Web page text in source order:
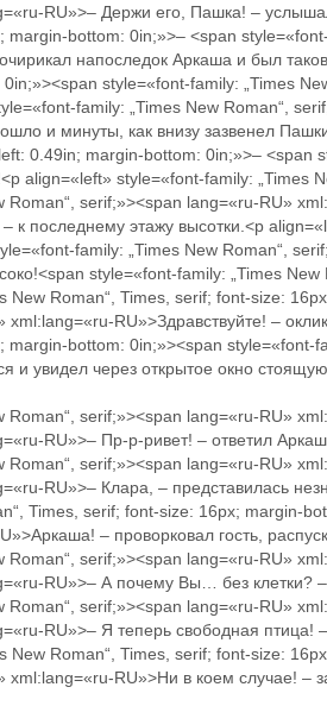
RU»>– Держи его, Пашка! –
margin-bottom: 0in;»>– <span
напоследок Аркаша и был
style=«font-family: „Times
family: „Times New Roman“,
и минуты, как внизу зазвенел
0.49in; margin-bottom: 0in;»>– <span
align=«left» style=«font-family: „Times
Roman“, serif;»><span lang=«ru-RU»
к последнему этажу высотки.<p
family: „Times New Roman“,
style=«font-family: „Times
New Roman“, Times, serif; font-size:
RU»>Здравствуйте! –
margin-bottom: 0in;»><span style=«font-
и увидел через открытое окно
serif;»><span lang=«ru-RU»
RU»>– Пр-р-ривет! – ответил
serif;»><span lang=«ru-RU»
RU»>– Клара, – представилась
Times, serif; font-size: 16px; margin-
– проворковал гость,
serif;»><span lang=«ru-RU»
RU»>– А почему Вы… без клетки? –
serif;»><span lang=«ru-RU»
RU»>– Я теперь свободная
New Roman“, Times, serif; font-size:
RU»>Ни в коем случае! –